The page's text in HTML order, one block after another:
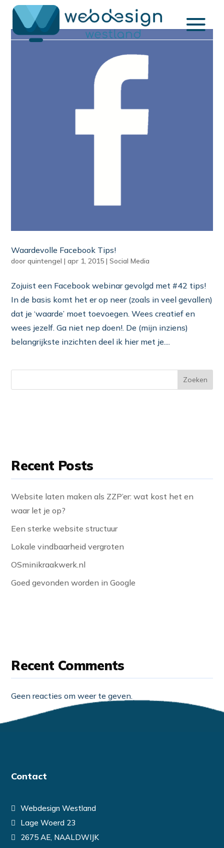
Waardevolle Facebook Tips!
doorquintengel |apr 1, 2015 |Social Media
Zojuist een Facebook webinar gevolgd met #42 tips!
In de basis komt het er op neer (zoals in veel gevallen)
dat je ‘waarde’ moet toevoegen. Wees creatief en
wees jezelf. Ga niet nep doen!. De (mijn inziens)
belangrijkste inzichten deel ik hier met je....
Zoeken
Recent Posts
Website laten maken als ZZP’er: wat kost het en
waar let je op?
Een sterke website structuur
Lokale vindbaarheid vergroten
OSminikraakwerk.nl
Goed gevonden worden in Google
Recent Comments
Geen reacties om weer te geven.
Contact
Webdesign Westland
Lage Woerd 23
2675 AE, NAALDWIJK